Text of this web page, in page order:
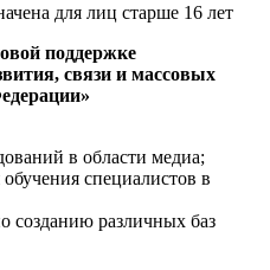
для лиц старше 16 лет
поддержке
связи и массовых
в области медиа;
специалистов в
созданию различных баз